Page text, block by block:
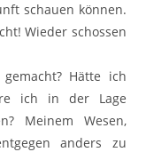
schauen können.
Wieder schossen
Hätte ich
ich in der Lage
Meinem Wesen,
anders zu